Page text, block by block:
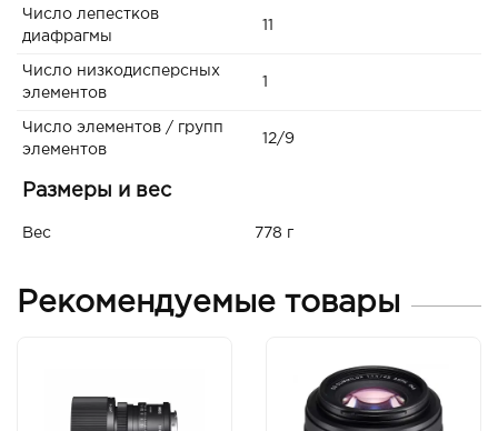
Число лепестков
диафрагмы
11
Число низкодисперсных
элементов
1
Число элементов / групп
элементов
12/9
Размеры и вес
Вес 778 г
Рекомендуемые товары